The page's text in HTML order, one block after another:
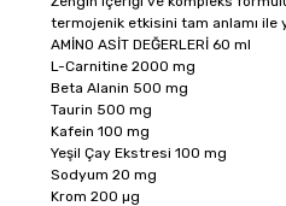
termojenik etkisini tam anlamı ile
AMİNO ASİT DEĞERLERİ 60 ml
L-Carnitine 2000 mg
Beta Alanin 500 mg
Taurin 500 mg
Kafein 100 mg
Yeşil Çay Ekstresi 100 mg
Sodyum 20 mg
Krom 200 µg